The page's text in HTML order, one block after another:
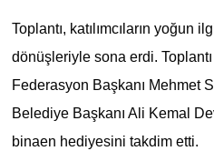
Toplantı, katılımcıların yoğun
dönüşleriyle sona erdi.
Federasyon Başkanı Mehmet
Belediye Başkanı Ali Kemal
binaen hediyesini takdim etti.